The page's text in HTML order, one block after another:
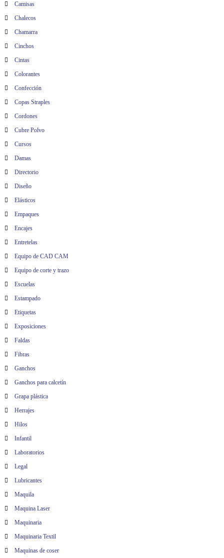
Camisas
Chalecos
Chamarra
Cinchos
Cintas
Colorantes
Confección
Copas Straples
Cordones
Cubre Polvo
Cursos
Damas
Directorio
Diseño
Elásticos
Empaques
Encajes
Entretelas
Equipo de CAD CAM
Equipo de corte y trazo
Escuelas
Estampado
Etiquetas
Exposiciones
Faldas
Fibras
Ganchos
Ganchos para calcetín
Grapa plástica
Herrajes
Hilos
Infantil
Laboratorios
Legal
Lubricantes
Maquila
Maquina Laser
Maquinaria
Maquinaria Textil
Maquinas de coser